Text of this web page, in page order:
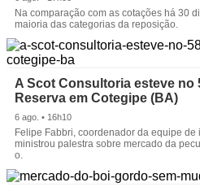
Na comparação com as cotações há 30
maioria das categorias da reposição.
A Scot Consultoria esteve no
Reserva em Cotegipe (BA)
6 ago. • 16h10
Felipe Fabbri, coordenador da equipe
ministrou palestra sobre mercado da
o.